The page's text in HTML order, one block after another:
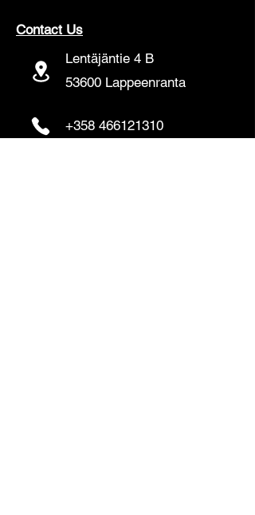
Huomioithan, että tuotetiedot voivat
ajantasaiset tiedot suoraan
tuotepakkauksesta.
Contact Us
Lentäjäntie 4 B
53600 Lappeenranta
+358 466121310